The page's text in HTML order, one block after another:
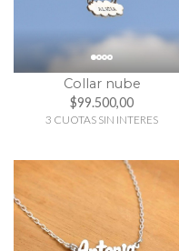
Collar nube
$99.500,00
3 CUOTAS SIN INTERES